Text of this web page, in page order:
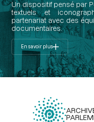
Un dispositif pensé par
textuels et
partenariat avec des
documentaires.
En savoir plus